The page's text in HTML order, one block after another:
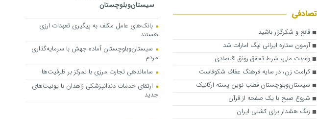
تصادفی
قانع و شکرگزار باشید
آزمون ستاره ایرانی لیگ امارات شد
وحدت ملی، شرط تحقق رونق اقتصادی
کرامت زن، در سایه فرهنگ عفاف شکوفاست
سیستان‌‌وبلوچستان قطب نوین پسته ارگانیک
شروع صبح با یک صفحه از قرآن
زنگ هشدار برای کشتی ایران
سیستان‌وبلوچستان
بانک‌های عامل مکلف به پیگیری تعهدات ارزی
هستند
سیستان‌وبلوچستان آماده جهش با سرمایه‌گذاری
مردم
ساماندهی تجارت مرزی با تمرکز بر ظرفیت‌ها
ارتقای خدمات دندانپزشکی زاهدان با یونیت‌های
جدید